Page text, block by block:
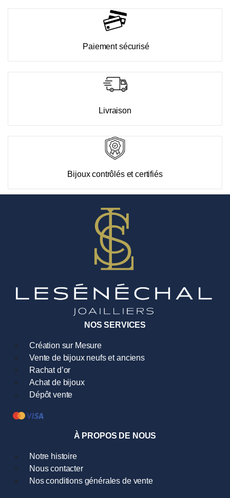
Paiement sécurisé
Livraison
Bijoux contrôlés et certifiés
NOS SERVICES
Création sur Mesure
Vente de bijoux neufs et anciens
Rachat d’or
Achat de bijoux
Dépôt vente
À PROPOS DE NOUS
Notre histoire
Nous contacter
Nos conditions générales de vente